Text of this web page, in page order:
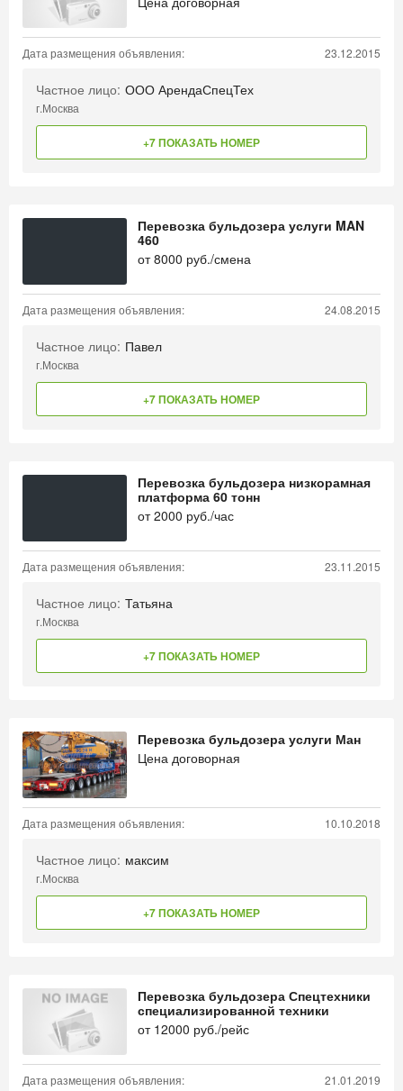
Дата размещения объявления: 23.12.2015
Частное лицо: ООО АрендаСпецТех
г.Москва
+7 ПОКАЗАТЬ НОМЕР
Перевозка бульдозера услуги MAN
460
от8000 руб./смена
Дата размещения объявления: 24.08.2015
Частное лицо: Павел
г.Москва
+7 ПОКАЗАТЬ НОМЕР
Перевозка бульдозера низкорамная
платформа 60 тонн
от2000 руб./час
Дата размещения объявления: 23.11.2015
Частное лицо: Татьяна
г.Москва
+7 ПОКАЗАТЬ НОМЕР
Перевозка бульдозера услуги Ман
Цена договорная
Дата размещения объявления: 10.10.2018
Частное лицо: максим
г.Москва
+7 ПОКАЗАТЬ НОМЕР
Перевозка бульдозера Спецтехники
специализированной техники
от 12000 руб./рейс
Дата размещения объявления: 21.01.2019